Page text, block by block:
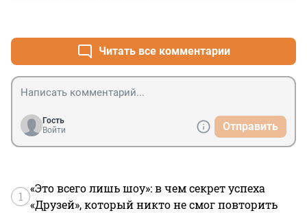
Читать все комментарии
Гость
Войти
Отправить
1
«Это всего лишь шоу»: в чем секрет успеха
«Друзей», который никто не смог повторить